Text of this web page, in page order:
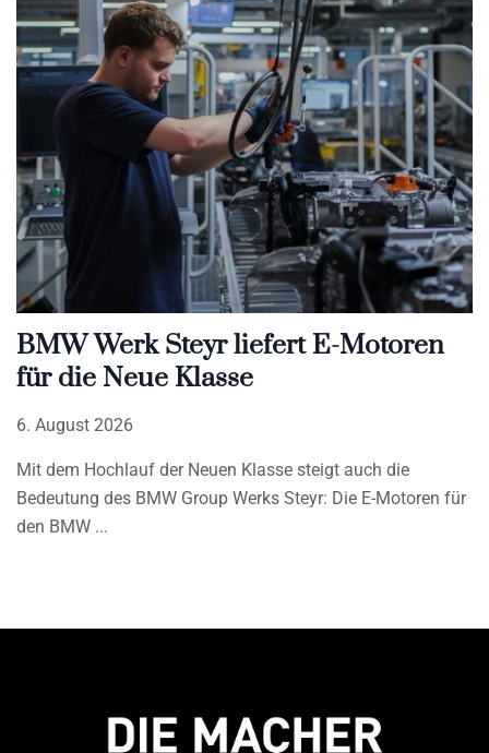
BMW Werk Steyr liefert E-Motoren
für die Neue Klasse
6. August 2026
Mit dem Hochlauf der Neuen Klasse steigt auch die
Bedeutung des BMW Group Werks Steyr: Die E-Motoren für
den BMW